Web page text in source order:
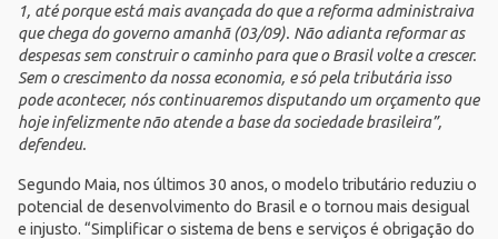
1, até porque está mais avançada do que a reforma administraiva
que chega do governo amanhã (03/09). Não adianta reformar as
despesas sem construir o caminho para que o Brasil volte a crescer.
Sem o crescimento da nossa economia, e só pela tributária isso
pode acontecer, nós continuaremos disputando um orçamento que
hoje infelizmente não atende a base da sociedade brasileira”,
defendeu.
Segundo Maia, nos últimos 30 anos, o modelo tributário reduziu o
potencial de desenvolvimento do Brasil e o tornou mais desigual
e injusto. “Simplificar o sistema de bens e serviços é obrigação do